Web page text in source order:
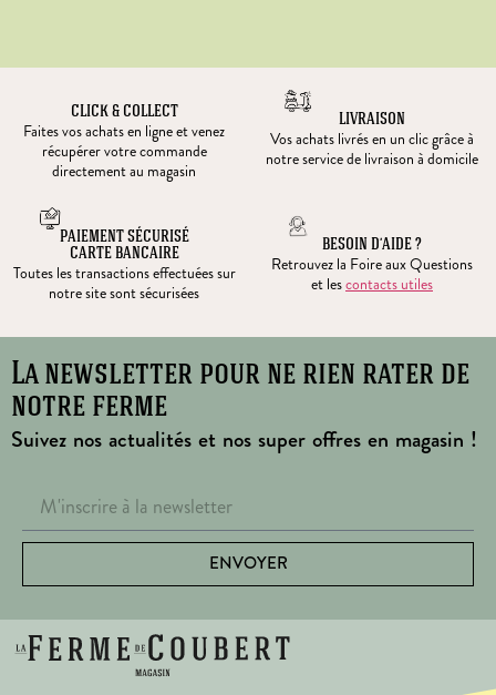
CLICK & COLLECT
Faites vos achats en ligne et venez
récupérer votre commande
directement au magasin
LIVRAISON
Vos achats livrés en un clic grâce à
notre service de livraison à domicile
PAIEMENT SÉCURISÉ
CARTE BANCAIRE
Toutes les transactions effectuées sur
notre site sont sécurisées
BESOIN D’AIDE ?
Retrouvez la Foire aux Questions
et lescontacts utiles
La newsletter pour ne rien rater de
notre ferme
Suivez nos actualités et nos super offres en magasin !
ENVOYER